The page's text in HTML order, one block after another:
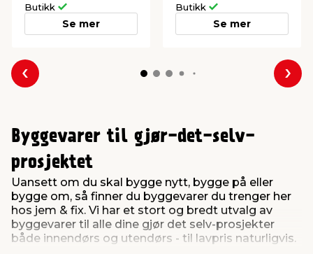
Butikk
Se mer
Butikk
Se mer
Forrige
Byggevarer til gjør-det-selv-
prosjektet
Uansett om du skal bygge nytt, bygge på eller
bygge om, så finner du byggevarer du trenger her
hos jem & fix. Vi har et stort og bredt utvalg av
byggevarer til alle dine gjør det selv-prosjekter
både innendørs og utendørs - til lavpris naturligvis.